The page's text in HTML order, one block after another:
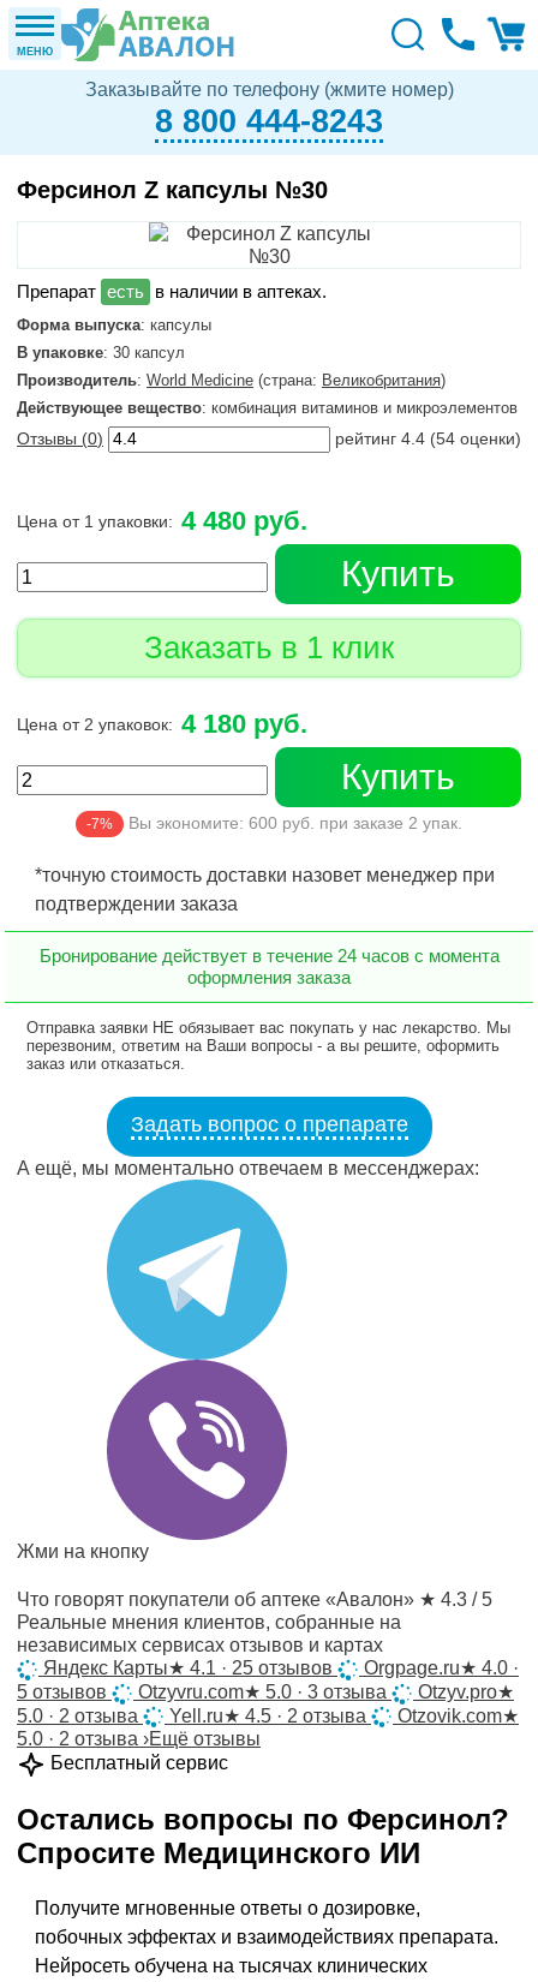
МЕНЮ
Заказывайте по телефону (жмите номер)
8 800 444-8243
Ферсинол Z капсулы №30
в наличии в аптеках.
Форма выпуска: капсулы
В упаковке: 30 капсул
Производитель: World Medicine (страна: Великобритания)
Действующее вещество: комбинация витаминов и микроэлементов
Отзывы (0) рейтинг 4.4 (54 оценки)
Цена от 1 упаковки: 4 480 руб.
Купить
Заказать в 1 клик
Цена от 2 упаковок: 4 180 руб.
Купить
-7% Вы экономите: 600 руб. при заказе 2 упак.
*точную стоимость доставки назовет менеджер при
подтверждении заказа
Бронирование действует в течение 24 часов с момента
оформления заказа
Отправка заявки НЕ обязывает вас покупать у нас лекарство. Мы
перезвоним, ответим на Ваши вопросы - а вы решите, оформить
заказ или отказаться.
Задать вопрос о препарате
А ещё, мы моментально отвечаем в мессенджерах:
Жми на кнопку
Что говорят покупатели об аптеке «Авалон» ★ 4.3 / 5
Реальные мнения клиентов, собранные на
независимых сервисах отзывов и картах
Яндекс Карты★ 4.1 · 25 отзывов Orgpage.ru★ 4.0 ·
5 отзывов
Otzyvru.com★ 5.0 · 3 отзыва Otzyv.pro★
5.0 · 2 отзыва
Yell.ru★ 4.5 · 2 отзыва Otzovik.com★
5.0 · 2 отзыва ›Ещё отзывы
Бесплатный сервис
Остались вопросы по Ферсинол?
Спросите Медицинского ИИ
Получите мгновенные ответы о дозировке,
побочных эффектах и взаимодействиях препарата.
Нейросеть обучена на тысячах клинических